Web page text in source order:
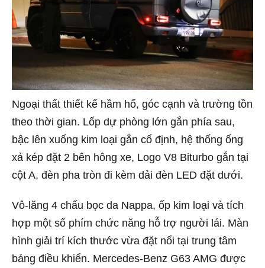
Ngoại thất thiết kế hầm hố, góc cạnh và trường tồn
theo thời gian. Lốp dự phòng lớn gắn phía sau,
bậc lên xuống kim loại gắn cố định, hệ thống ống
xả kép đặt 2 bên hông xe, Logo V8 Biturbo gắn tại
cột A, đèn pha tròn đi kèm dải đèn LED đặt dưới.
Vô-lăng 4 chấu bọc da Nappa, ốp kim loại và tích
hợp một số phím chức năng hỗ trợ người lái. Màn
hình giải trí kích thước vừa đặt nổi tại trung tâm
bảng điều khiển. Mercedes-Benz G63 AMG được